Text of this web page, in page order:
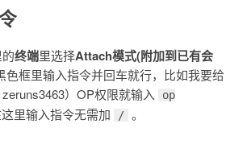
终端里选择Attach模式(附加到已有会
色框里输入指令并回车就行，比如我要给
）OP权限就输入
op
里输入指令无需加 / 。